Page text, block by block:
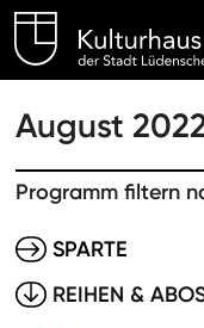
August
Programm filtern
SPARTE
REIHEN &